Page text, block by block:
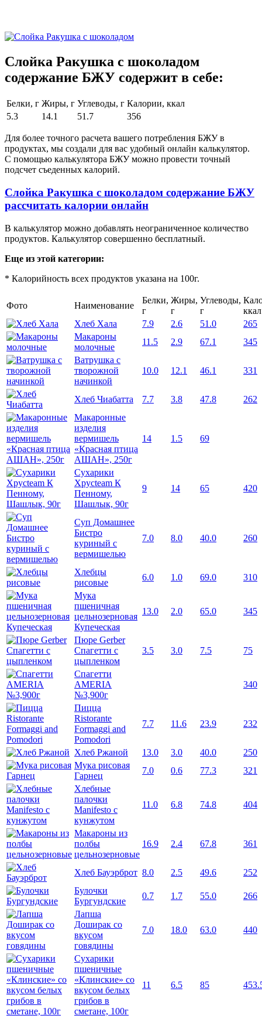
Слойка Ракушка с шоколадом
содержание БЖУ содержит в себе:
Белки, г Жиры, г Углеводы, г Калории, ккал
5.3
14.1 51.7 356
Для более точного расчета вашего потребления БЖУ в
продуктах, мы создали для вас удобный онлайн калькулятор.
С помощью калькулятора БЖУ можно провести точный
подсчет съеденных калорий.
Слойка Ракушка с шоколадом содержание БЖУ
рассчитать калории онлайн
В калькулятор можно добавлять неограниченное количество
продуктов. Калькулятор совершенно бесплатный.
Еще из этой категории:
* Калорийность всех продуктов указана на 100г.
Фото Наименование
Белки,
г
Жиры,
г
Углеводы,
г
ккал
Хлеб Хала
7.9 2.6 51.0
265
Макароны
молочные
11.5 2.9 67.1
345
Ватрушка с
творожной
начинкой
10.0 12.1 46.1 331
Хлеб Чиабатта 7.7 3.8 47.8
262
Макаронные
изделия
вермишель
«Красная птица
АШАН», 250г
14 1.5 69
Сухарики
Хрусteam К
Пенному,
Шашлык, 90г
9 14 65 420
Суп Домашнее
Бистро
куриный с
вермишелью
7.0 8.0 40.0 260
Хлебцы
рисовые
6.0 1.0 69.0
310
Мука
пшеничная
цельнозерновая
Купеческая
13.0 2.0 65.0 345
Пюре Gerber
Спагетти с
цыпленком
3.5 3.0 7.5 75
Спагетти
AMERIA
№3,900г
340
Пицца
Ristorante
Formaggi and
Pomodori
7.7 11.6 23.9 232
Хлеб Ржаной 13.0 3.0 40.0
250
Мука рисовая
Гарнец
7.0 0.6 77.3
321
Хлебные
палочки
Manifesto с
кунжутом
11.0 6.8 74.8 404
Макароны из
полбы
цельнозерновые
16.9 2.4 67.8 361
Хлеб Бауэрброт 8.0 2.5 49.6
252
Булочки
Бургундские
0.7 1.7 55.0
266
Лапша
Доширак со
вкусом
говядины
7.0 18.0 63.0 440
Сухарики
пшеничные
«Клинские» со
вкусом белых
грибов в
сметане, 100г
11 6.5 85